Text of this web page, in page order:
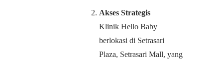
Akses Strategis
Klinik Hello Baby
berlokasi di Setrasari
Plaza, Setrasari Mall, yang